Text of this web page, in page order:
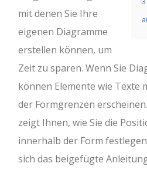
mit denen Sie Ihre
eigenen Diagramme
erstellen können, um
Zeit zu sparen. Wenn Sie
können Elemente wie Texte
der Formgrenzen
zeigt Ihnen, wie Sie die
innerhalb der Form
sich das beigefügte